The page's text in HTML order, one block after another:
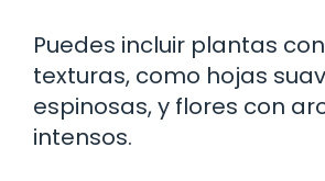
Puedes incluir plantas
texturas, como hojas
espinosas, y flores con
intensos.